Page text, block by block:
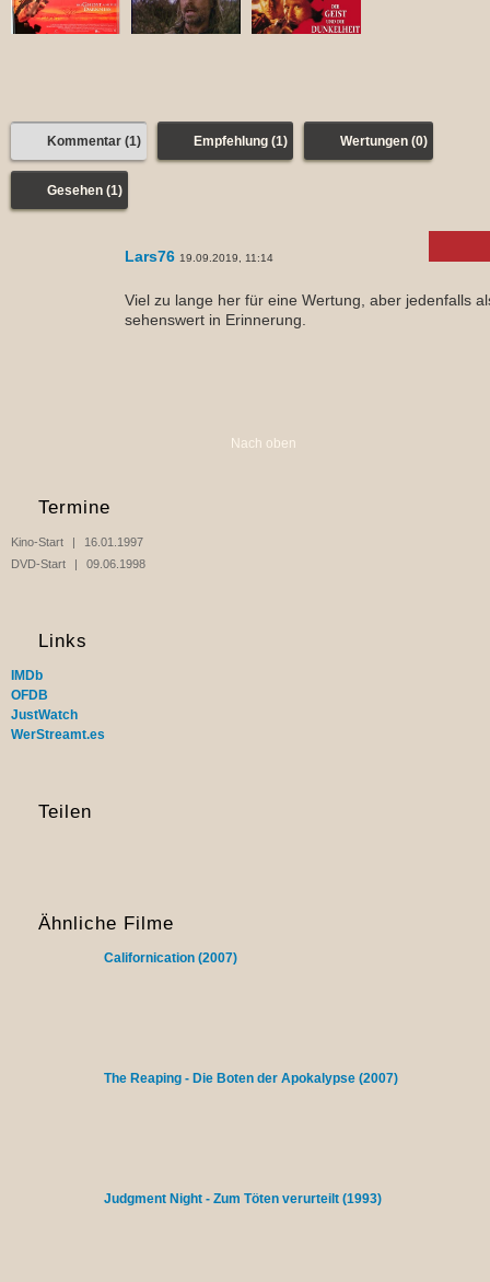
Kommentar (1) Empfehlung (1) Wertungen (0)
Gesehen (1)
Lars76 19.09.2019, 11:14
Viel zu lange her für eine Wertung, aber jedenfalls
sehenswert in Erinnerung.
Nach oben
Termine
Kino-Start
16.01.1997
DVD-Start
09.06.1998
Links
IMDb
OFDB
JustWatch
WerStreamt.es
Teilen
Ähnliche Filme
Californication (2007)
The Reaping - Die Boten der Apokalypse (2007)
Judgment Night - Zum Töten verurteilt (1993)